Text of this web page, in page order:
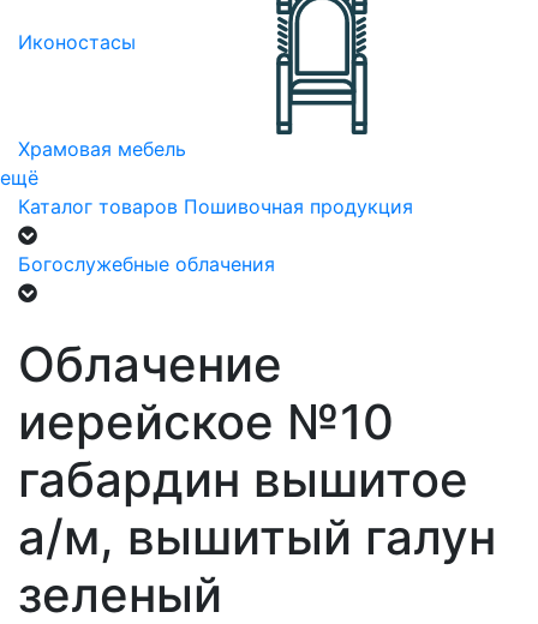
Иконостасы
Храмовая мебель
ещё
Каталог товаров Пошивочная продукция
Богослужебные облачения
Облачение
иерейское №10
габардин вышитое
а/м, вышитый галун
зеленый